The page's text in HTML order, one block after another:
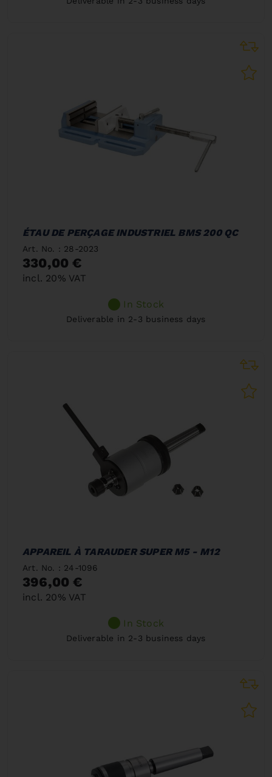
ÉTAU DE PERÇAGE INDUSTRIEL BMS 200 QC
Art. No. : 28-2023
330,00 €
incl. 20% VAT
In Stock
Deliverable in 2-3 business days
APPAREIL À TARAUDER SUPER M5 - M12
Art. No. : 24-1096
396,00 €
incl. 20% VAT
In Stock
Deliverable in 2-3 business days